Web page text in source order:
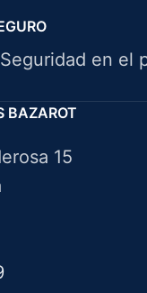
en el
BAZAROT
15